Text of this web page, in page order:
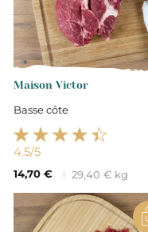
Maison Victor
Basse côte
4.5/5
14,70 € 29,40 € kg